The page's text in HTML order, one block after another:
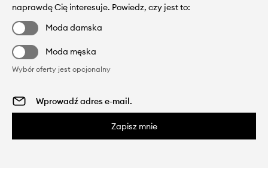
naprawdę Cię interesuje. Powiedz, czy jest to:
Moda damska
Moda męska
Wybór oferty jest opcjonalny
Zapisz mnie